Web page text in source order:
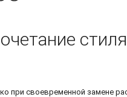
при своевременной замене